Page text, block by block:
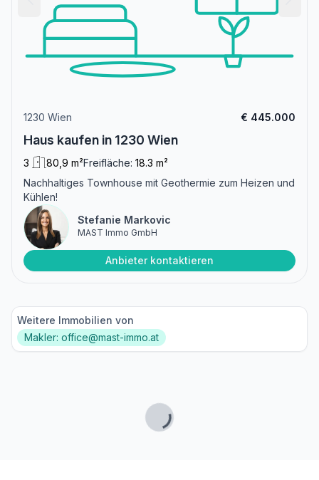
1230 Wien € 445.000
Haus kaufen in 1230 Wien
3 80,9 m²Freifläche: 18.3 m²
Nachhaltiges Townhouse mit Geothermie zum Heizen und
Kühlen!
Stefanie Markovic
MAST Immo GmbH
Anbieter kontaktieren
Weitere Immobilien von
Makler: office@mast-immo.at